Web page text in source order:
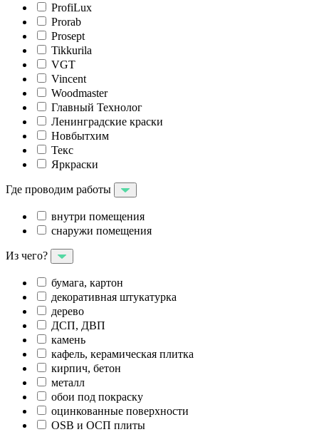
ProfiLux
Prorab
Prosept
Tikkurila
VGT
Vincent
Woodmaster
Главный Технолог
Ленинградские краски
Новбытхим
Текс
Яркраски
Где проводим работы
внутри помещения
снаружи помещения
Из чего?
бумага, картон
декоративная штукатурка
дерево
ДСП, ДВП
камень
кафель, керамическая плитка
кирпич, бетон
металл
обои под покраску
оцинкованные поверхности
OSB и ОСП плиты